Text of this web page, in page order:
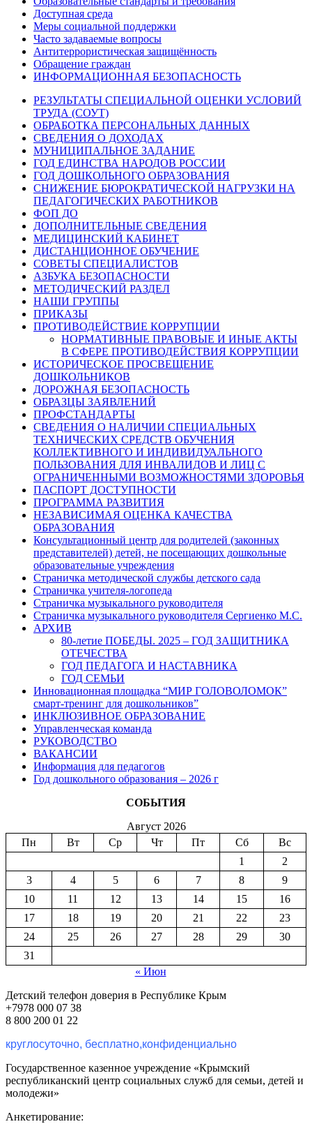
Доступная среда
Меры социальной поддержки
Часто задаваемые вопросы
Антитеррористическая защищённость
Обращение граждан
ИНФОРМАЦИОННАЯ БЕЗОПАСНОСТЬ
РЕЗУЛЬТАТЫ СПЕЦИАЛЬНОЙ ОЦЕНКИ УСЛОВИЙ
ТРУДА (СОУТ)
ОБРАБОТКА ПЕРСОНАЛЬНЫХ ДАННЫХ
СВЕДЕНИЯ О ДОХОДАХ
МУНИЦИПАЛЬНОЕ ЗАДАНИЕ
ГОД ЕДИНСТВА НАРОДОВ РОССИИ
ГОД ДОШКОЛЬНОГО ОБРАЗОВАНИЯ
СНИЖЕНИЕ БЮРОКРАТИЧЕСКОЙ НАГРУЗКИ НА
ПЕДАГОГИЧЕСКИХ РАБОТНИКОВ
ФОП ДО
ДОПОЛНИТЕЛЬНЫЕ СВЕДЕНИЯ
МЕДИЦИНСКИЙ КАБИНЕТ
ДИСТАНЦИОННОЕ ОБУЧЕНИЕ
СОВЕТЫ СПЕЦИАЛИСТОВ
АЗБУКА БЕЗОПАСНОСТИ
МЕТОДИЧЕСКИЙ РАЗДЕЛ
НАШИ ГРУППЫ
ПРИКАЗЫ
ПРОТИВОДЕЙСТВИЕ КОРРУПЦИИ
НОРМАТИВНЫЕ ПРАВОВЫЕ И ИНЫЕ АКТЫ
В СФЕРЕ ПРОТИВОДЕЙСТВИЯ КОРРУПЦИИ
ИСТОРИЧЕСКОЕ ПРОСВЕЩЕНИЕ
ДОШКОЛЬНИКОВ
ДОРОЖНАЯ БЕЗОПАСНОСТЬ
ОБРАЗЦЫ ЗАЯВЛЕНИЙ
ПРОФСТАНДАРТЫ
СВЕДЕНИЯ О НАЛИЧИИ СПЕЦИАЛЬНЫХ
ТЕХНИЧЕСКИХ СРЕДСТВ ОБУЧЕНИЯ
КОЛЛЕКТИВНОГО И ИНДИВИДУАЛЬНОГО
ПОЛЬЗОВАНИЯ ДЛЯ ИНВАЛИДОВ И ЛИЦ С
ОГРАНИЧЕННЫМИ ВОЗМОЖНОСТЯМИ ЗДОРОВЬЯ
ПАСПОРТ ДОСТУПНОСТИ
ПРОГРАММА РАЗВИТИЯ
НЕЗАВИСИМАЯ ОЦЕНКА КАЧЕСТВА
ОБРАЗОВАНИЯ
Консультационный центр для родителей (законных
представителей) детей, не посещающих дошкольные
образовательные учреждения
Страничка методической службы детского сада
Страничка учителя-логопеда
Страничка музыкального руководителя
Страничка музыкального руководителя Сергиенко М.С.
АРХИВ
80-летие ПОБЕДЫ. 2025 – ГОД ЗАЩИТНИКА
ОТЕЧЕСТВА
ГОД ПЕДАГОГА И НАСТАВНИКА
ГОД СЕМЬИ
Инновационная площадка “МИР ГОЛОВОЛОМОК”
смарт-тренинг для дошкольников”
ИНКЛЮЗИВНОЕ ОБРАЗОВАНИЕ
Управленческая команда
РУКОВОДСТВО
ВАКАНСИИ
Информация для педагогов
Год дошкольного образования – 2026 г
СОБЫТИЯ
Август 2026
Пн
Вт Ср Чт Пт Сб
Вс
1
2
3
4 5 6 7 8
9
10
11 12 13 14 15
16
17
18 19 20 21 22
23
24
25 26 27 28 29
30
31
« Июн
Детский телефон доверия в Республике Крым
+7978 000 07 38
8 800 200 01 22
круглосуточно, бесплатно,конфиденциально
Государственное казенное учреждение «Крымский
республиканский центр социальных служб для семьи, детей и
молодежи»
Анкетирование: